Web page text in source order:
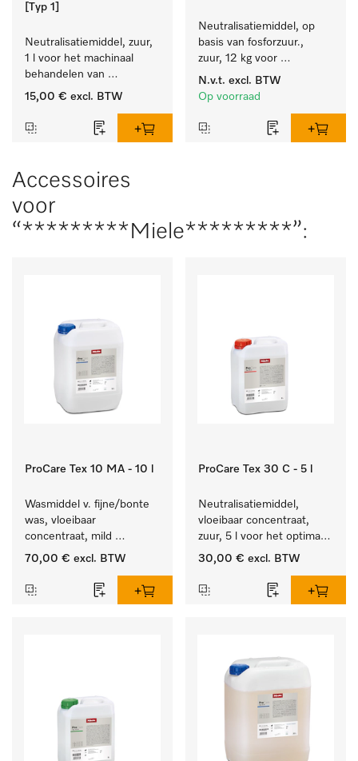
[Typ 1]
Neutralisatiemiddel, zuur,
1 l voor het machinaal
behandelen van
tandheelkundige- en
15,00 € excl. BTW
Neutralisatiemiddel, op
basis van fosforzuur.,
zuur, 12 kg voor
machinale reiniging van
laboratoriumglaswerk en -
N.v.t. excl. BTW
Op voorraad
Accessoires
voor
“*********Miele*********”:
ProCare Tex 10 MA - 10 l
Wasmiddel v. fijne/bonte
was, vloeibaar
concentraat, mild
alkalisch, 10 l voor het
en gevoelig textiel.
70,00 € excl. BTW
ProCare Tex 30 C - 5 l
Neutralisatiemiddel,
vloeibaar concentraat,
zuur, 5 l voor het optimaal
beschermen van het
neutralisatie.
30,00 € excl. BTW